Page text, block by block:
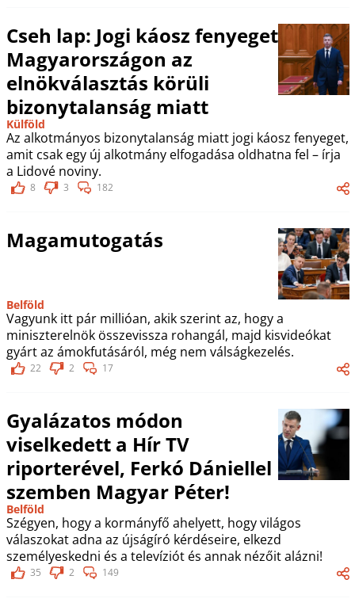
Cseh lap: Jogi káosz fenyeget
Magyarországon az
elnökválasztás körüli
bizonytalanság miatt
Külföld
Az alkotmányos bizonytalanság miatt jogi káosz fenyeget,
amit csak egy új alkotmány elfogadása oldhatna fel – írja
a Lidové noviny.
8 3 182
Magamutogatás
Belföld
Vagyunk itt pár millióan, akik szerint az, hogy a
miniszterelnök összevissza rohangál, majd kisvideókat
gyárt az ámokfutásáról, még nem válságkezelés.
22 2 17
Gyalázatos módon
viselkedett a Hír TV
riporterével, Ferkó Dániellel
szemben Magyar Péter!
Belföld
Szégyen, hogy a kormányfő ahelyett, hogy világos
válaszokat adna az újságíró kérdéseire, elkezd
személyeskedni és a televíziót és annak nézőit alázni!
35 2 149